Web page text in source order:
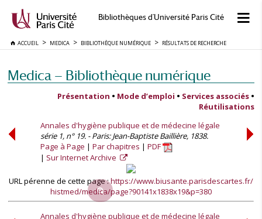
Bibliothèques d'Université Paris Cité
ACCUEIL MEDICA BIBLIOTHÈQUE NUMÉRIQUE RÉSULTATS DE RECHERCHE
Medica — Bibliothèque numérique
Présentation • Mode d’emploi • Services associés •
Réutilisations
Annales d'hygiène publique et de médecine légale
série 1, n° 19. - Paris: Jean-Baptiste Baillière, 1838.
Page à Page
Par chapitres
PDF
Sur Internet Archive
URL pérenne de cette page :https://www.biusante.parisdescartes.fr/
histmed/medica/page?90141x1838x19&p=380
Annales d'hygiène publique et de médecine légale